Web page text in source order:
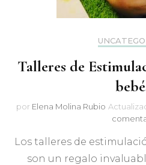
Talleres de
por Elena Molina Rubio
Los talleres de
son un regalo